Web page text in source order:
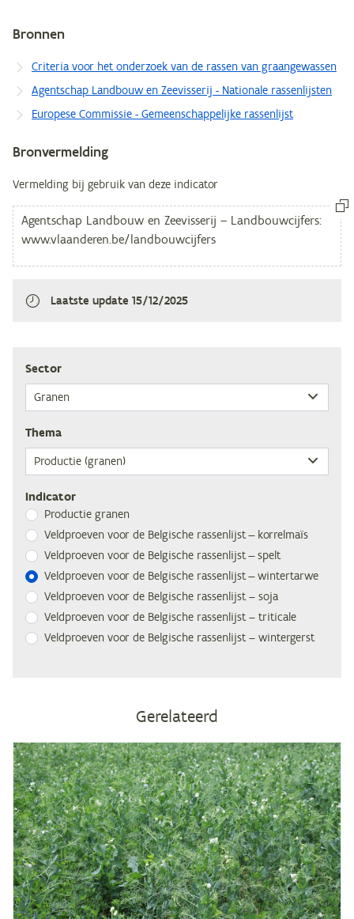
Metagegevens
Bronnen
Criteria voor het onderzoek van de rassen van graangewassen
Agentschap Landbouw en Zeevisserij - Nationale rassenlijsten
Europese Commissie - Gemeenschappelijke rassenlijst
Bronvermelding
Vermelding bij gebruik van deze indicator
Laatste update 15/12/2025
Sec­tor
The­ma
Indicator
Pro­duc­tie granen
Veld­proe­ven voor de Bel­gi­sche ras­sen­lijst — korrelmaïs
Veld­proe­ven voor de Bel­gi­sche ras­sen­lijst — spelt
Veld­proe­ven voor de Bel­gi­sche ras­sen­lijst — wintertarwe
Veld­proe­ven voor de Bel­gi­sche ras­sen­lijst – soja
Veld­proe­ven voor de Bel­gi­sche ras­sen­lijst – triticale
Veld­proe­ven voor de Bel­gi­sche ras­sen­lijst – wintergerst
Gerelateerd